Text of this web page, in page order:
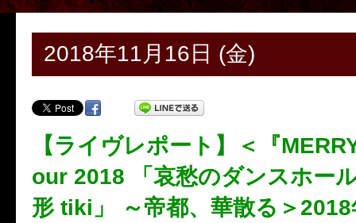
2018年11月16日 (金)
【ライヴレポート】＜『
our 2018 「哀愁のダンスホー
形 tiki」 ～帝都、華散る＞